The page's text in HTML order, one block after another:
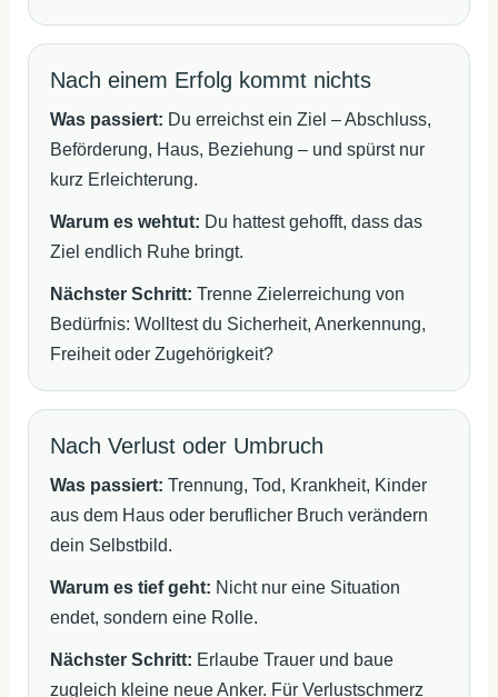
Nach einem Erfolg kommt nichts
Was passiert: Du erreichst ein Ziel – Abschluss,
Beförderung, Haus, Beziehung – und spürst nur
kurz Erleichterung.
Warum es wehtut: Du hattest gehofft, dass das
Ziel endlich Ruhe bringt.
Nächster Schritt: Trenne Zielerreichung von
Bedürfnis: Wolltest du Sicherheit, Anerkennung,
Freiheit oder Zugehörigkeit?
Nach Verlust oder Umbruch
Was passiert: Trennung, Tod, Krankheit, Kinder
aus dem Haus oder beruflicher Bruch verändern
dein Selbstbild.
Warum es tief geht: Nicht nur eine Situation
endet, sondern eine Rolle.
Nächster Schritt: Erlaube Trauer und baue
zugleich kleine neue Anker. Für Verlustschmerz